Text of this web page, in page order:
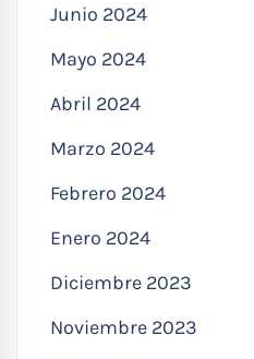
Junio 2024
Mayo 2024
Abril 2024
Marzo 2024
Febrero 2024
Enero 2024
Diciembre 2023
Noviembre 2023